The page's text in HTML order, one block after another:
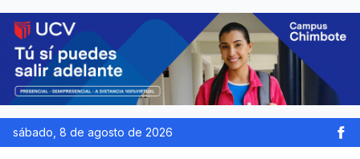
sábado, 8 de agosto de 2026